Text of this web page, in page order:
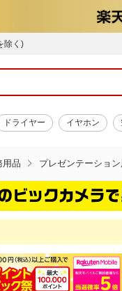
除く)
ドライヤー イヤホン
用品 プレゼンテーショ